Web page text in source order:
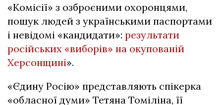
«Комісії» з озброєними охоронцями,
пошук людей з українськими паспортами
і невідомі «кандидати»: результати
російських «виборів» на окупованій
Херсонщині».
«Єдину Росію» представляють спікерка
«обласної думи» Тетяна Томіліна, її